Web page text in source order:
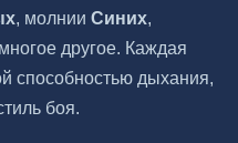
, молнии Синих,
другое. Каждая
способностью дыхания,
боя.